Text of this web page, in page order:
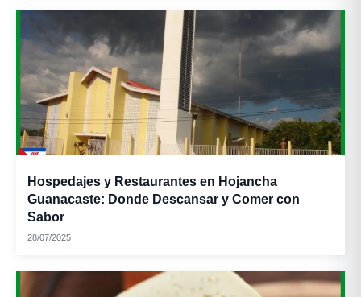
Hospedajes y Restaurantes en Hojancha
Guanacaste: Donde Descansar y Comer con
Sabor
28/07/2025